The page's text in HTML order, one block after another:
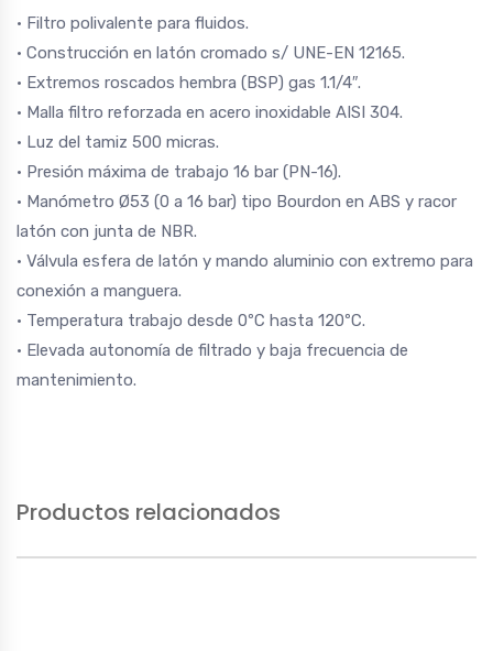
• Filtro polivalente para fluidos.
• Construcción en latón cromado s/ UNE-EN 12165.
• Extremos roscados hembra (BSP) gas 1.1/4″.
• Malla filtro reforzada en acero inoxidable AISI 304.
• Luz del tamiz 500 micras.
• Presión máxima de trabajo 16 bar (PN-16).
• Manómetro Ø53 (0 a 16 bar) tipo Bourdon en ABS y racor
latón con junta de NBR.
• Válvula esfera de latón y mando aluminio con extremo para
conexión a manguera.
• Temperatura trabajo desde 0ºC hasta 120ºC.
• Elevada autonomía de filtrado y baja frecuencia de
mantenimiento.
Productos relacionados